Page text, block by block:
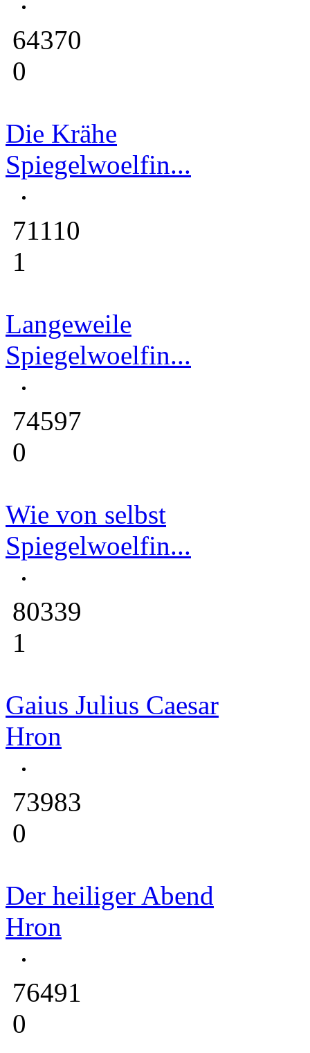
64370
0
Die Krähe
Spiegelwoelfin...
71110
1
Langeweile
Spiegelwoelfin...
74597
0
Wie von selbst
Spiegelwoelfin...
80339
1
Gaius Julius Caesar
Hron
73983
0
Der heiliger Abend
Hron
76491
0